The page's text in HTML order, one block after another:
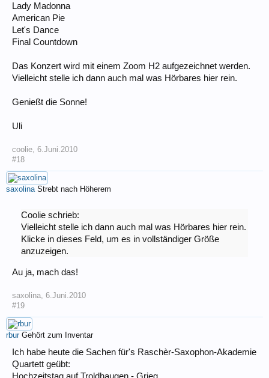
Lady Madonna
American Pie
Let's Dance
Final Countdown
Das Konzert wird mit einem Zoom H2 aufgezeichnet werden.
Vielleicht stelle ich dann auch mal was Hörbares hier rein.
Genießt die Sonne!
Uli
coolie, 6.Juni.2010
#18
saxolina Strebt nach Höherem
Coolie schrieb:
Vielleicht stelle ich dann auch mal was Hörbares hier rein.
Klicke in dieses Feld, um es in vollständiger Größe
anzuzeigen.
Au ja, mach das!
saxolina 6.Juni.2010
#19
rbur Gehört zum Inventar
Ich habe heute die Sachen für's Raschèr-Saxophon-Akademie
Quartett geübt:
Hochzeitstag auf Troldhaugen - Grieg